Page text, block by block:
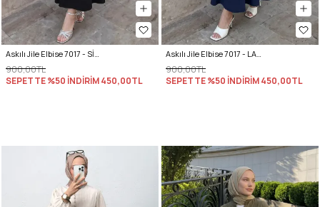
Askılı Jile Elbise 7017 - SİYAH
900,00TL
SEPETTE %50 İNDİRİM450,00TL
Askılı Jile Elbise 7017 - LACİVERT
900,00TL
SEPETTE %50 İNDİRİM450,00TL